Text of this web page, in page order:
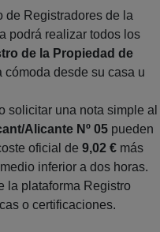
de Registradores de la
podrá realizar todos los
de la Propiedad de
cómoda desde su casa u
solicitar una nota simple al
Alicante Nº 05 pueden
oficial de 9,02 € más
inferior a dos horas.
la plataforma Registro
o certificaciones.